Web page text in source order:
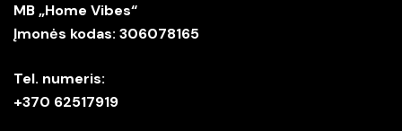
MB „Home Vibes“
Įmonės kodas: 306078165
Tel. numeris:
+370 62517919